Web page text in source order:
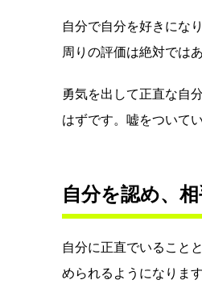
自分で自分を好きにな
周りの評価は絶対では
勇気を出して正直な自
はずです。嘘をついて
自分を認め、
自分に正直でいること
められるようになりま